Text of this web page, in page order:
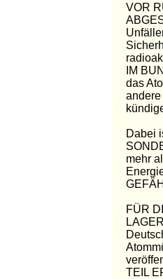
VOR
IM
das
Dabei
mehr
FÜR
TEIL